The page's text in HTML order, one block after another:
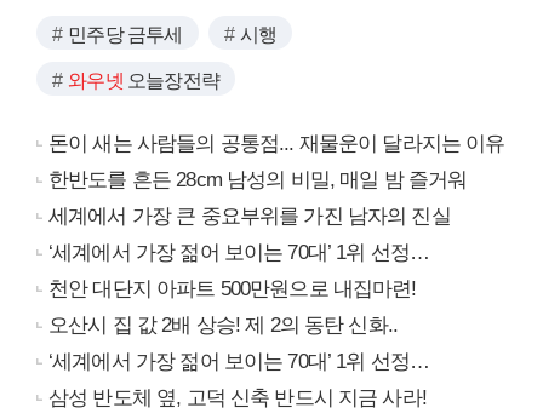
민주당 금투세 시행
와우넷 오늘장전략
돈이 새는 사람들의 공통점... 재물운이 달라지는 이유
한반도를 흔든 28cm 남성의 비밀, 매일 밤 즐거워
세계에서 가장 큰 중요부위를 가진 남자의 진실
‘세계에서 가장 젊어 보이는 70대’ 1위 선정…
천안 대단지 아파트 500만원으로 내집마련!
오산시 집 값 2배 상승! 제 2의 동탄 신화..
‘세계에서 가장 젊어 보이는 70대’ 1위 선정…
삼성 반도체 옆, 고덕 신축 반드시 지금 사라!